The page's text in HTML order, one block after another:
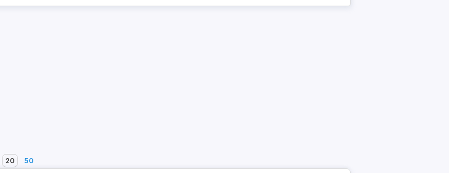
20 50